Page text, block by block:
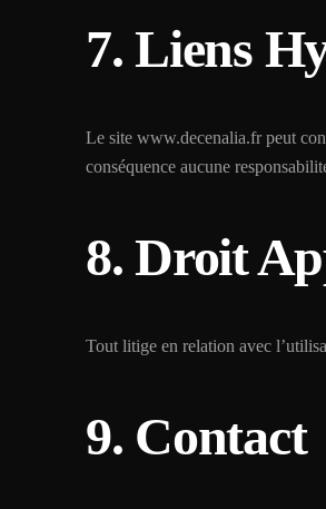
7. Liens
Le site www.decenalia.fr peut
conséquence aucune
8. Droit
Tout litige en relation avec
9. Contact